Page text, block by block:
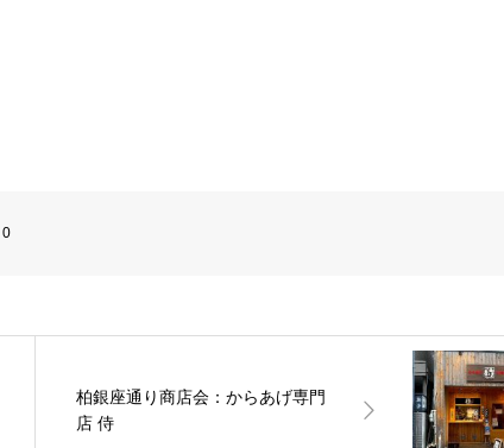
0
柏銀座通り商店会：からあげ専門
店 侍